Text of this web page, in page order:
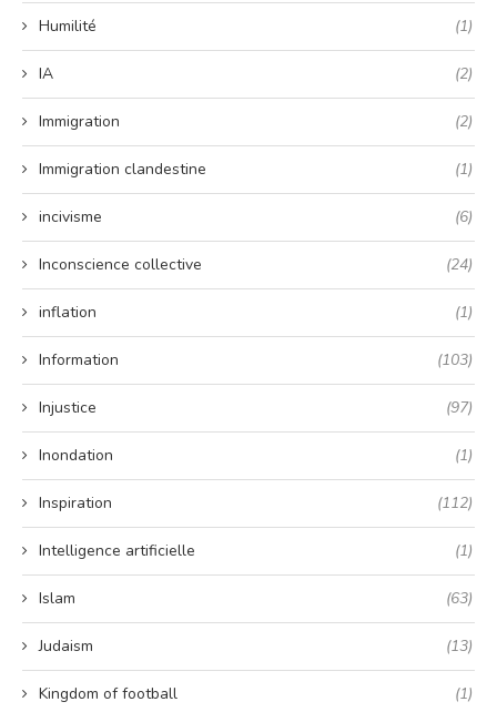
Humilité (1)
IA (2)
Immigration (2)
Immigration clandestine (1)
incivisme (6)
Inconscience collective (24)
inflation (1)
Information (103)
Injustice (97)
Inondation (1)
Inspiration (112)
Intelligence artificielle (1)
Islam (63)
Judaism (13)
Kingdom of football (1)